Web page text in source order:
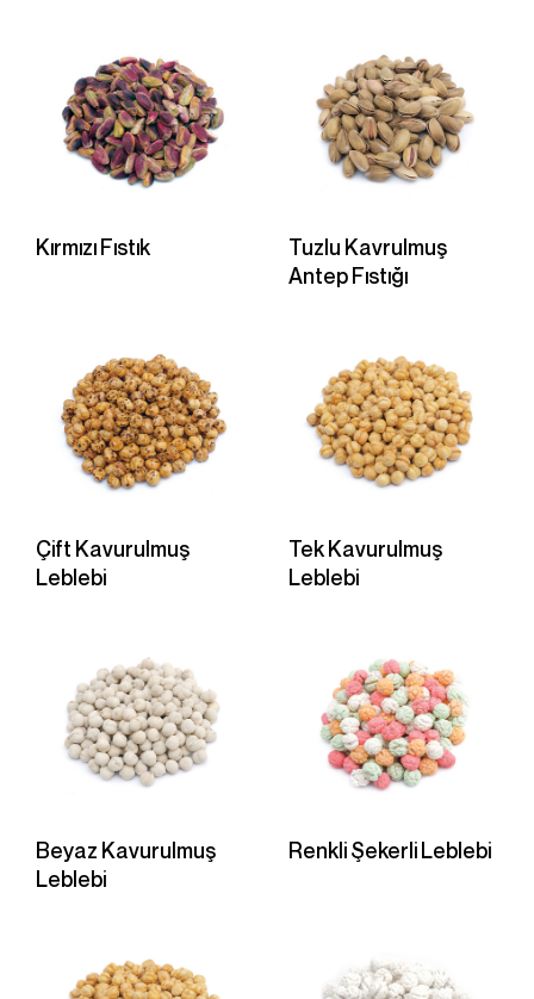
Kırmızı Fıstık
Tuzlu Kavrulmuş
Antep Fıstığı
Çift Kavurulmuş
Leblebi
Tek Kavurulmuş
Leblebi
Beyaz Kavurulmuş
Leblebi
Renkli Şekerli Leblebi